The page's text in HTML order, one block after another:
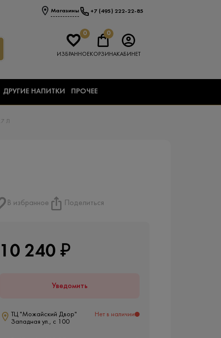
Магазины +7 (495) 222-22-85
0
ИЗБРАННОЕ
0
КОРЗИНАКАБИНЕТ
ДРУГИЕ НАПИТКИ ПРОЧЕЕ
Л
В избранное Поделиться
10 240 ₽
Уведомить
ТЦ "Можайский Двор"
Западная ул., с 100
Нет в наличии